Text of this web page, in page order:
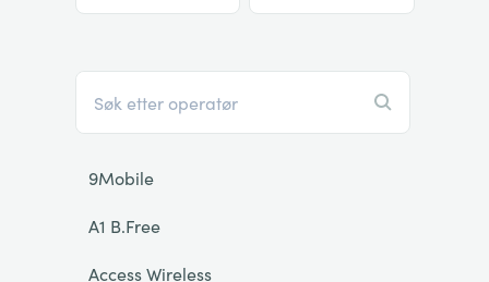
9Mobile
A1 B.Free
Access Wireless